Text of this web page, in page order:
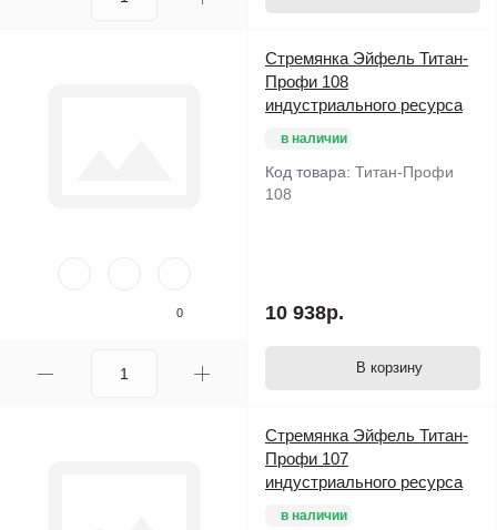
0
Стремянка Эйфель Титан-
Профи 108
индустриального ресурса
в наличии
Код товара: Титан-Профи
108
10 938р.
В корзину
Стремянка Эйфель Титан-
Профи 107
индустриального ресурса
в наличии